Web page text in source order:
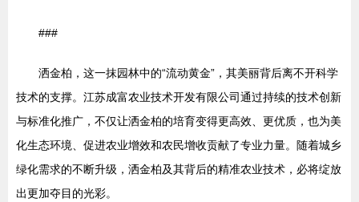
###
洒金柏，这一抹园林中的“流动黄金”，其美丽背后离不开科学
技术的支撑。江苏成富农业技术开发有限公司通过持续的技术创新
与标准化推广，不仅让洒金柏的培育变得更高效、更优质，也为美
化生态环境、促进农业增效和农民增收贡献了专业力量。随着城乡
绿化需求的不断升级，洒金柏及其背后的精准农业技术，必将绽放
出更加夺目的光彩。